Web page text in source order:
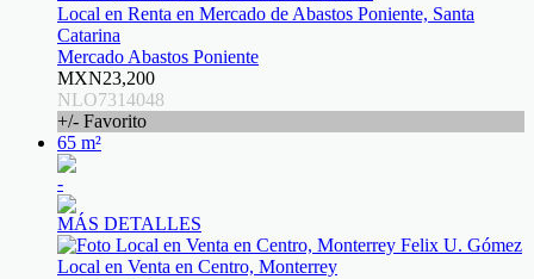
Local en Renta en Mercado de Abastos Poniente, Santa
Catarina
Mercado Abastos Poniente
MXN23,200
NLO7314048
+/- Favorito
65 m²
-
MÁS DETALLES
Local en Venta en Centro, Monterrey